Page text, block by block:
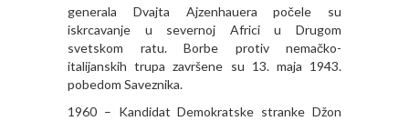
generala Dvajta Ajzenhauera počele su
iskrcavanje u severnoj Africi u Drugom
svetskom ratu. Borbe protiv nemačko-
italijanskih trupa završene su 13. maja 1943.
pobedom Saveznika.
1960 – Kandidat Demokratske stranke Džon